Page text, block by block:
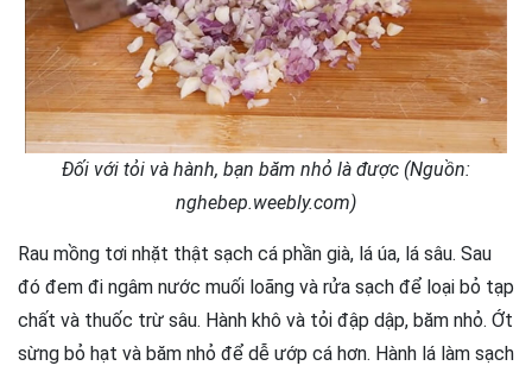
Đối với tỏi và hành, bạn băm nhỏ là được (Nguồn:
nghebep.weebly.com)
Rau mồng tơi nhặt thật sạch cá phần già, lá úa, lá sâu. Sau
đó đem đi ngâm nước muối loãng và rửa sạch để loại bỏ tạp
chất và thuốc trừ sâu. Hành khô và tỏi đập dập, băm nhỏ. Ớt
sừng bỏ hạt và băm nhỏ để dễ ướp cá hơn. Hành lá làm sạch